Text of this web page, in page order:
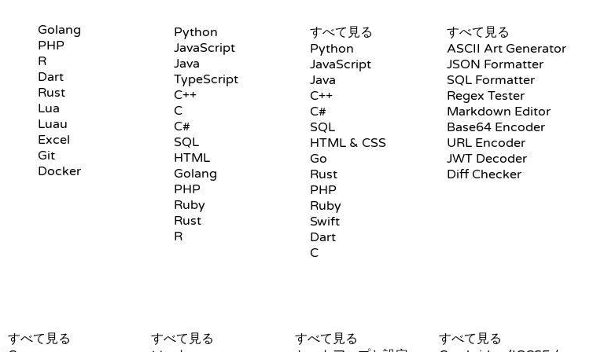
Golang
PHP
R
Dart
Rust
Lua
Luau
Excel
Git
Docker
Python
JavaScript
Java
TypeScript
C++
C
C#
SQL
HTML
Golang
PHP
Ruby
Rust
R
すべて見る
Python
JavaScript
Java
C++
C#
SQL
HTML & CSS
Go
Rust
PHP
Ruby
Swift
Dart
C
すべて見る
ASCII Art Generator
JSON Formatter
SQL Formatter
Regex Tester
Markdown Editor
Base64 Encoder
URL Encoder
JWT Decoder
Diff Checker
すべて見る
すべて見る
すべて見る
すべて見る